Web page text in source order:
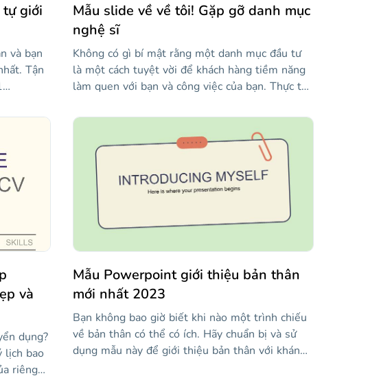
giới
và bạn
Tận
nguyên
vị khác
phần
mình.
Mẫu slide về về tôi! Gặp gỡ danh mục
nghệ sĩ
Không có gì bí mật rằng một danh mục đầu tư
là một cách tuyệt vời để khách hàng tiềm năng
làm quen với bạn và công việc của bạn. Thực tế
gian khi làm việc trên các slide cũng không phải
là một bí mật. Bạn có biết chúng tôi đang cố
gắng nói gì không? Vâng, chúng tôi đã có một
mẫu mới cho danh mục đầu tư và chúng tôi yêu
thích thiết kế mà chúng tôi đã sử dụng, vì nó có
rất nhiều hình minh họa vẽ tay và các chi tiết
khác (ngay cả phông chữ được sử dụng cho các
tiêu đề cũng được vẽ tay). Tại sao lại quá
nghiêm túc khi bạn có thể giới thiệu công việc
của mình một cách thân thiện hơn mà vẫn
chuyên nghiệp?
và
dụng?
lịch bao
riêng
Mẫu Powerpoint giới thiệu bản thân
mới nhất 2023
Bạn không bao giờ biết khi nào một trình chiếu
về bản thân có thể có ích. Hãy chuẩn bị và sử
dụng mẫu này để giới thiệu bản thân với khán